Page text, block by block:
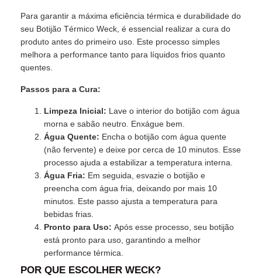
Para garantir a máxima eficiência térmica e durabilidade do
seu Botijão Térmico Weck, é essencial realizar a cura do
produto antes do primeiro uso. Este processo simples
melhora a performance tanto para líquidos frios quanto
quentes.
Passos para a Cura:
Limpeza Inicial: Lave o interior do botijão com água
morna e sabão neutro. Enxágue bem.
Água Quente: Encha o botijão com água quente
(não fervente) e deixe por cerca de 10 minutos. Esse
processo ajuda a estabilizar a temperatura interna.
Água Fria: Em seguida, esvazie o botijão e
preencha com água fria, deixando por mais 10
minutos. Este passo ajusta a temperatura para
bebidas frias.
Pronto para Uso: Após esse processo, seu botijão
está pronto para uso, garantindo a melhor
performance térmica.
POR QUE ESCOLHER WECK?